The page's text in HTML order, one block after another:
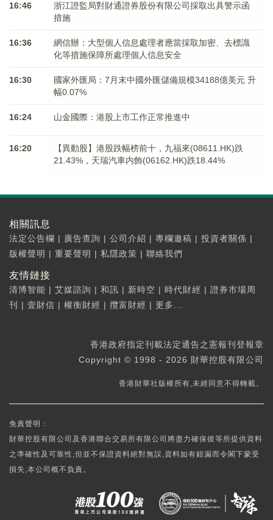
16:46
浙江證監局對財通證券股份有限公司採取出具警示函
措施
16:36
網信辦：大型個人信息處理者應當採取加密、去標識
化等措施保障所處理個人信息安全
16:30
國家外匯局：7月末中國外匯儲備規模34188億美元 升
幅0.07%
16:24 山金國際：港股上市工作正常推進中
16:20
【異動股】港股跌幅榜前十，九福來(08611.HK)跌
21.43%，天瑞汽車内飾(06162.HK)跌18.44%
相關訊息
法定公告欄 | 廣告查詢 | 公司介紹 | 專欄邀稿 | 投資者關係 |
版權聲明 | 重要聲明 | 私隱政策 | 聯絡我們
友情鏈接
清博智能 | 艾媒諮詢 | 和訊 | 新時空 | 時代財經 | 證券市場周
刊
| 壹財信 | 權衡財經 | 攬富財經 | 更多...
香港政府指定刊載法定通告之憲報刊登報章
Copyright © 1998 - 2026 財華控股有限公司
香港財華社版權所有,未經同意不得轉載。
免責聲明：
財華控股有限公司及香港聯合交易所有限公司將盡力確保彼等所提供資料
之準確性及可靠性,但並不保證資料絕對無誤,資料如有錯漏而令閣下蒙受
損失,本公司概不負責。